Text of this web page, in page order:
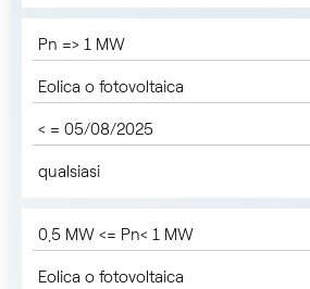
Pn => 1 MW
Eolica o fotovoltaica
< = 05/08/2025
qualsiasi
0,5 MW <= Pn< 1 MW
Eolica o fotovoltaica